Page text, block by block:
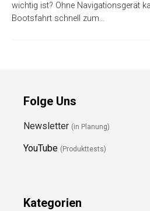
wichtig ist? Ohne Navigationsgerät
Bootsfahrt schnell zum…
Folge Uns
Newsletter (in Planung)
YouTube (Produkttests)
Kategorien